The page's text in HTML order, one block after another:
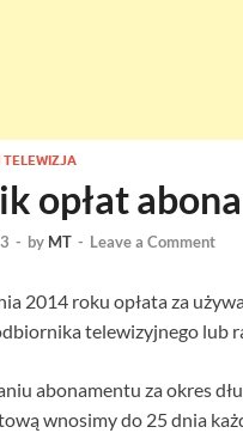
opłat
- by MT - Leave a Comment
2014 roku opłata za
telewizyjnego lub
abonamentu za okres
wnosimy do 25 dnia